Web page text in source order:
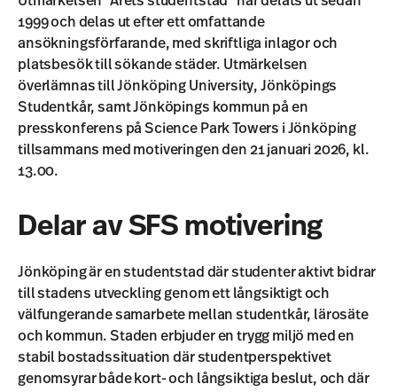
1999 och delas ut efter ett omfattande
ansökningsförfarande, med skriftliga inlagor och
platsbesök till sökande städer. Utmärkelsen
överlämnas till Jönköping University, Jönköpings
Studentkår, samt Jönköpings kommun på en
presskonferens på Science Park Towers i Jönköping
tillsammans med motiveringen den 21 januari 2026, kl.
13.00.
Delar av SFS motivering
Jönköping är en studentstad där studenter aktivt bidrar
till stadens utveckling genom ett långsiktigt och
välfungerande samarbete mellan studentkår, lärosäte
och kommun. Staden erbjuder en trygg miljö med en
stabil bostadssituation där studentperspektivet
genomsyrar både kort- och långsiktiga beslut, och där